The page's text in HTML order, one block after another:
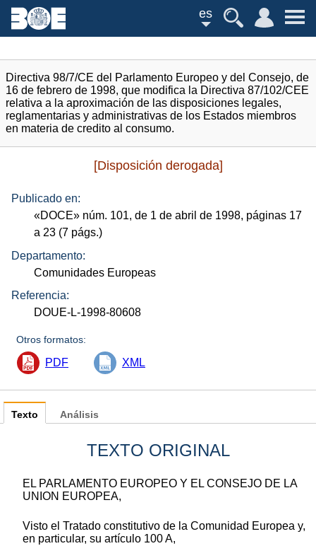
es
Directiva 98/7/CE del Parlamento Europeo y del Consejo, de
16 de febrero de 1998, que modifica la Directiva 87/102/CEE
relativa a la aproximación de las disposiciones legales,
reglamentarias y administrativas de los Estados miembros
en materia de credito al consumo.
[Disposición derogada]
Publicado en:
«DOCE» núm. 101, de 1 de abril de 1998, páginas 17
a 23 (7 págs.)
Departamento:
Comunidades Europeas
Referencia:
DOUE-L-1998-80608
Otros formatos:
PDF XML
Texto
TEXTO ORIGINAL
EL PARLAMENTO EUROPEO Y EL CONSEJO DE LA
UNION EUROPEA,
Visto el Tratado constitutivo de la Comunidad Europea y,
en particular, su artículo 100 A,
Análisis